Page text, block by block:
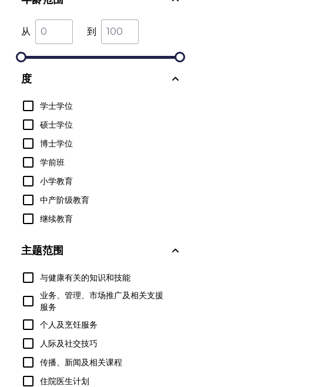
从 到
度
学士学位
硕士学位
博士学位
学前班
小学教育
中产阶级教育
继续教育
主题范围
与健康有关的知识和技能
业务、管理、市场推广及相关支援
服务
个人及烹饪服务
人际及社交技巧
传播、新闻及相关课程
住院医生计划